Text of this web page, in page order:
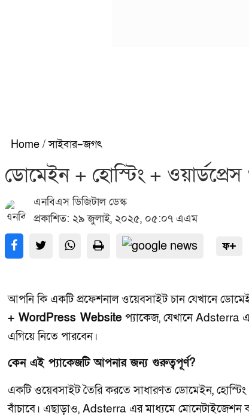
Home / সাইবার–জগৎ
ডোমেইন + হোস্টিং +
এনবিএস ডিজিটাল ডেস্ক
প্রকাশিত: ২৯ জুলাই, ২০২৫, ০৫:০৭ এএম
ফ+
আপনি কি একটি প্রফেশনাল ওয়েবসাইট চান যেখানে
+ WordPress Website প্যাকেজ, যেখানে Adsterra
এগিয়ে নিতে পারবেন।
কেন এই প্যাকেজটি আপনার জন্য গুরুত্বপূর্ণ?
একটি ওয়েবসাইট তৈরি করতে সাধারণত ডোমেইন,
বাঁচাবে। এছাড়াও, Adsterra এর মাধ্যমে